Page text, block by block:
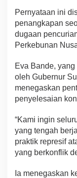
Pernyataan ini
penangkapan
dugaan
Perkebunan
Eva Bande,
oleh Gubernur
menegaskan
penyelesaian
“Kami ingin
yang tengah
praktik represif
yang berkonflik
Ia menegaskan